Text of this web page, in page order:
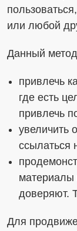
или любой
Данный
привлечь
где есть
привлечь
увеличить
ссылаться
материалы
доверяют.
Для